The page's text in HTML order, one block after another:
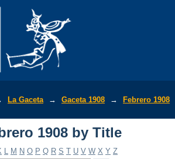
La Gaceta → Gaceta 1908 → Febrero 1908
1908 by Title
L M N O P Q R S T U V W X Y Z